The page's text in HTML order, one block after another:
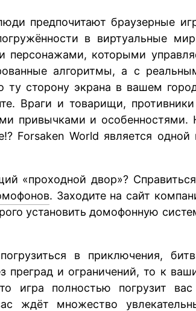
предпочитают браузерные
в виртуальные
персонажами, которыми
алгоритмы, а с
сторону экрана в вашем
Враги и товарищи,
привычками и особенностями.
Forsaken World является одной
«проходной двор»?
. Заходите на сайт
установить домофонную
в приключения,
преград и ограничений, то к
игра полностью погрузит
ждёт множество